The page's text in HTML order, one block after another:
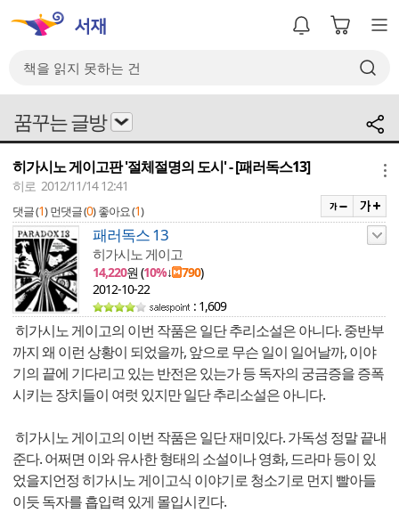
꿈꾸는 글방
히가시노 게이고판 '절체절명의 도시' - [패러독스13]
히로 2012/11/14 12:41
댓글 (1) 먼댓글 (0) 좋아요 (1)
패러독스 13
히가시노 게이고
14,220원 (10%↓ 790)
2012-10-22
: 1,609
히가시노 게이고의 이번 작품은 일단 추리소설은 아니다. 중반부
까지 왜 이런 상황이 되었을까, 앞으로 무슨 일이 일어날까, 이야
기의 끝에 기다리고 있는 반전은 있는가 등 독자의 궁금증을 증폭
시키는 장치들이 여럿 있지만 일단 추리소설은 아니다.
히가시노 게이고의 이번 작품은 일단 재미있다. 가독성 정말 끝내
준다. 어쩌면 이와 유사한 형태의 소설이나 영화, 드라마 등이 있
었을지언정 히가시노 게이고식 이야기로 청소기로 먼지 빨아들
이듯 독자를 흡입력 있게 몰입시킨다.